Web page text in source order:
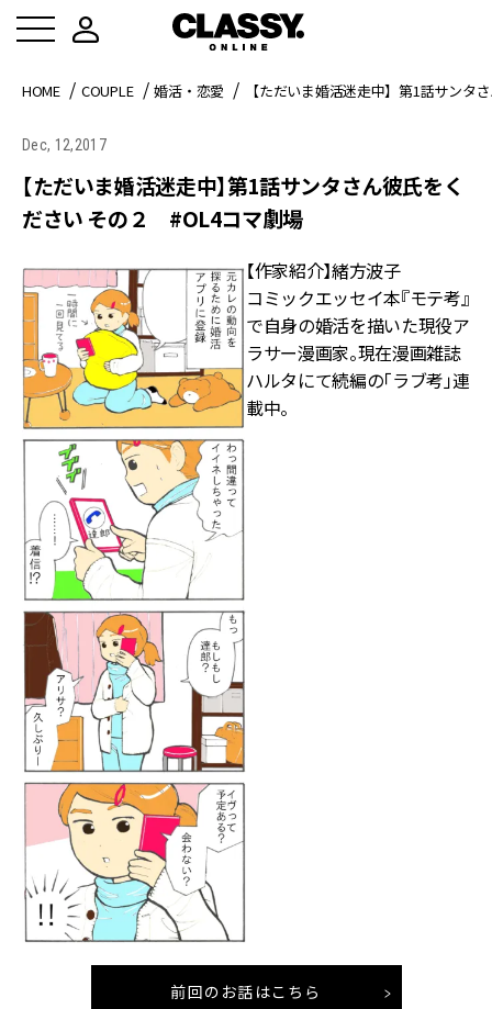
HOME COUPLE 婚活・恋愛 【ただいま婚活迷走中】第1話サン
Dec, 12,2017
【ただいま婚活迷走中】第1話サンタさん彼氏をく
ださい その２ #OL4コマ劇場
【作家紹介】緒方波子
コミックエッセイ本『モテ考』
で自身の婚活を描いた現役ア
ラサー漫画家。現在漫画雑誌
ハルタにて続編の「ラブ考」連
載中。
前回のお話はこちら